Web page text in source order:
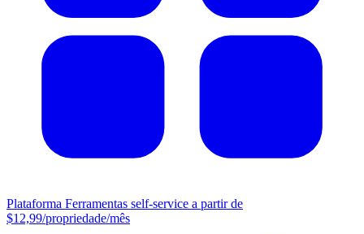
Plataforma Ferramentas self-service a partir de
$12,99/propriedade/mês